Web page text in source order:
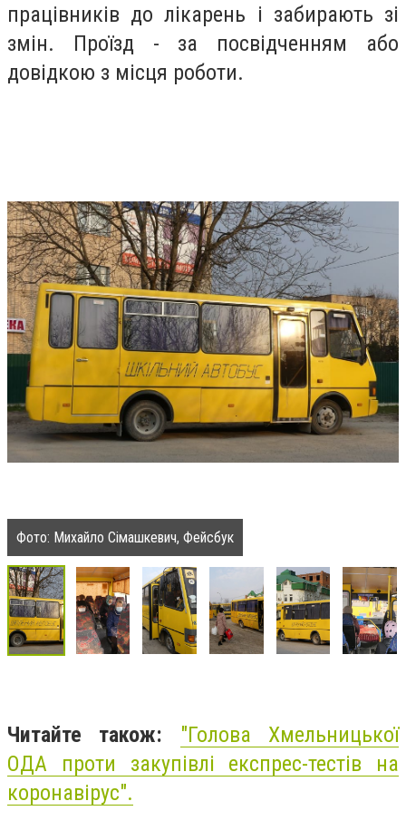
працівників до лікарень і забирають зі
змін. Проїзд - за посвідченням або
довідкою з місця роботи.
Фото: Михайло Сімашкевич, Фейсбук
Читайте також: "Голова Хмельницької
ОДА проти закупівлі експрес-тестів на
коронавірус".